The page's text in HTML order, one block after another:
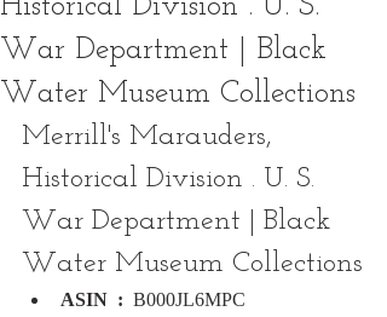
Historical Division . U. S.
War Department | Black
Water Museum Collections
Merrill's Marauders,
Historical Division . U. S.
War Department | Black
Water Museum Collections
ASIN ‏ : ‎ B000JL6MPC